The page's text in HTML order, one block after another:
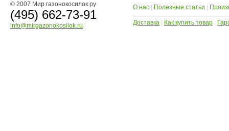
© 2007 Мир газонокосилок.ру
(495) 662-73-91
info@mirgazonokosilok.ru
О нас Полезные статьи
Доставка Как купить товар